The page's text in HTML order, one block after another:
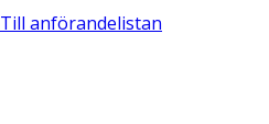
Till anförandelistan